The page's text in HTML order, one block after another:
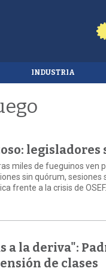
INDUSTRIA
legisladores
miles de fueguinos ven
sin quórum,
frente a la crisis de OSEF.
a la deriva":
de clases